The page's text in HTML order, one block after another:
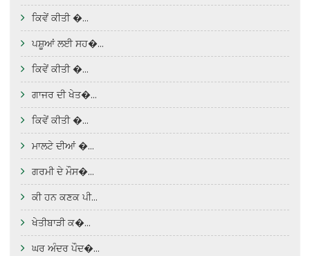
ਕਿਵੇਂ ਕੀਤੀ �...
ਪਸ਼ੂਆਂ ਲਈ ਸਹ�...
ਕਿਵੇਂ ਕੀਤੀ �...
ਗਾਜਰ ਦੀ ਖੇਤ�...
ਕਿਵੇਂ ਕੀਤੀ �...
ਮਾਲਟੇ ਦੀਆਂ �...
ਗਰਮੀ ਦੇ ਮੌਸ�...
ਕੀ ਹਨ ਕਣਕ ਪੀ...
ਖੇਤੀਬਾੜੀ ਕ�...
ਘਰ ਅੰਦਰ ਪੌਦ�...